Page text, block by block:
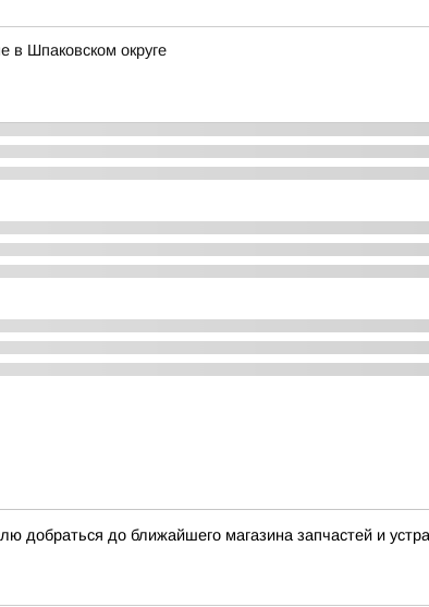
в Шпаковском округе
добраться до ближайшего магазина запчастей и